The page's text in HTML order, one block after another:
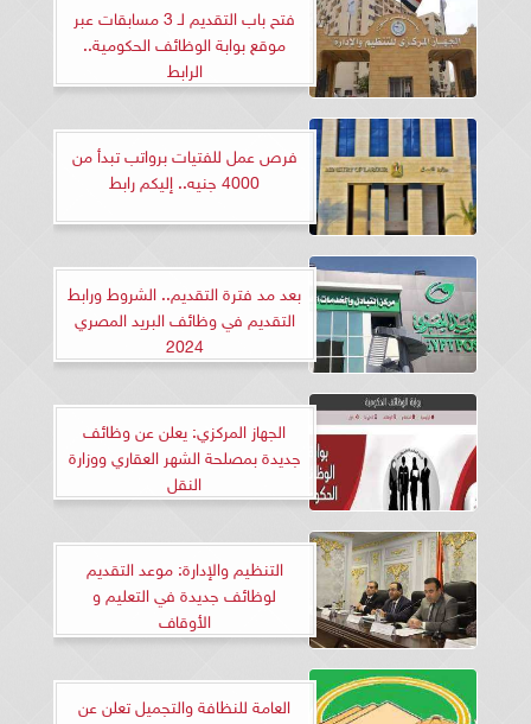
فتح باب التقديم لـ 3 مسابقات عبر
موقع بوابة الوظائف الحكومية..
الرابط
فرص عمل للفتيات برواتب تبدأ من
4000 جنيه.. إليكم رابط
بعد مد فترة التقديم.. الشروط ورابط
التقديم في وظائف البريد المصري
2024
الجهاز المركزي: يعلن عن وظائف
جديدة بمصلحة الشهر العقاري ووزارة
النقل
التنظيم والإدارة: موعد التقديم
لوظائف جديدة في التعليم و
الأوقاف
العامة للنظافة والتجميل تعلن عن